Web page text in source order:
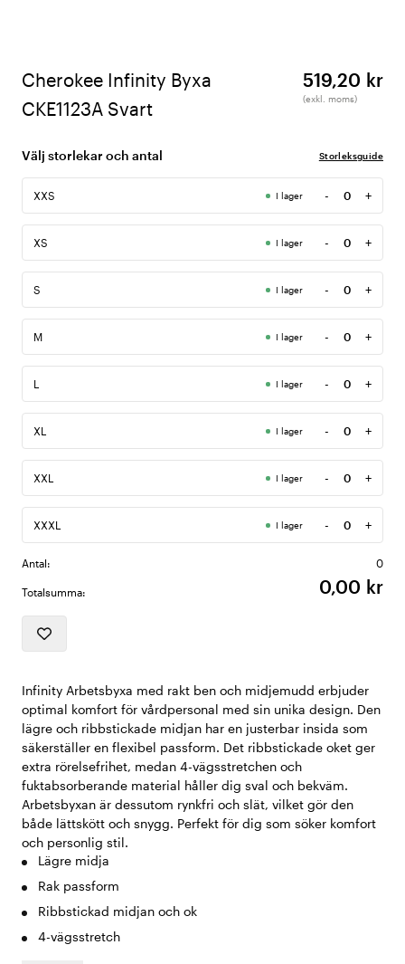
Cherokee Infinity Byxa
CKE1123A Svart
519,20 kr
(exkl. moms)
Välj storlekar och antal Storleksguide
XXS I lager -
Antal
+
XS I lager -
Antal
+
S I lager -
Antal
+
M I lager -
Antal
+
L I lager -
Antal
+
XL I lager -
Antal
+
XXL I lager -
Antal
+
XXXL I lager -
Antal
+
Antal: 0
Totalsumma: 0,00 kr
Infinity Arbetsbyxa med rakt ben och midjemudd erbjuder
optimal komfort för vårdpersonal med sin unika design. Den
lägre och ribbstickade midjan har en justerbar insida som
säkerställer en flexibel passform. Det ribbstickade oket ger
extra rörelsefrihet, medan 4-vägsstretchen och
fuktabsorberande material håller dig sval och bekväm.
Arbetsbyxan är dessutom rynkfri och slät, vilket gör den
både lättskött och snygg. Perfekt för dig som söker komfort
och personlig stil.
Lägre midja
Rak passform
Ribbstickad midjan och ok
4-vägsstretch